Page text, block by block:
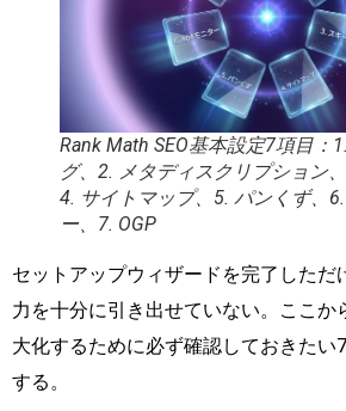
Rank Math SEO基本設定7項目：
グ、2. メタディスクリプション、
4. サイトマップ、5. パンくず、
ー、7. OGP
セットアップウィザードを完了しただ
力を十分に引き出せていない。ここか
大化するために必ず確認しておきたい
する。